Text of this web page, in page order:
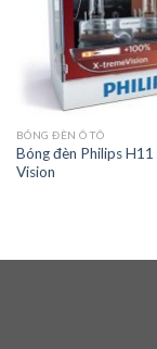
BÓNG ĐÈN Ô TÔ
Bóng đèn Philips
Vision